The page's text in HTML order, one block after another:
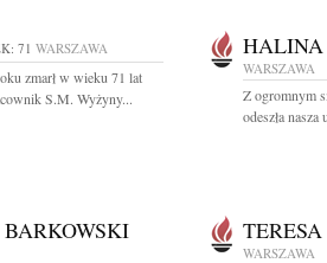
71 WARSZAWA
zmarł w wieku 71 lat
S.M. Wyżyny...
HALINA
WARSZAWA
Z ogromnym
odeszła
WARSZAWA